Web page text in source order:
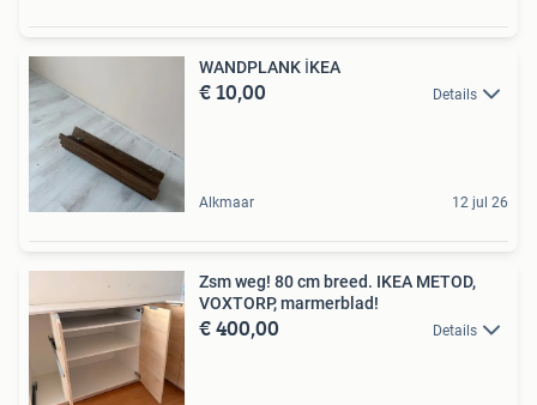
WANDPLANK İKEA
€ 10,00 Details
Alkmaar 12 jul 26
Zsm weg! 80 cm breed. IKEA METOD,
VOXTORP, marmerblad!
€ 400,00 Details